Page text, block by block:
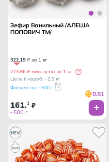
Зефир Ванильный /АЛЕША
ПОПОВИЧ ТМ/
322.19 ₽ за 1 кг
273.86 ₽ мин. цена за 1 кг
Целый короб: ~2.5 кг
Фасуем по: ~500 г
0.81
161.1 ₽
~500 г